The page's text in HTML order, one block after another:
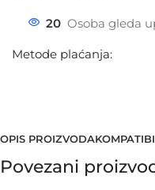
20 Osoba gleda
Metode plaćanja:
OPIS PROIZVODA
Povezani